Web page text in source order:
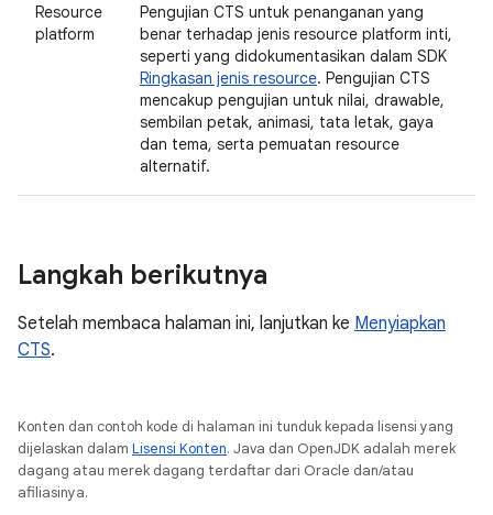
Resource
platform
Pengujian CTS untuk penanganan yang
benar terhadap jenis resource platform inti,
seperti yang didokumentasikan dalam SDK
Ringkasan jenis resource. Pengujian CTS
mencakup pengujian untuk nilai, drawable,
sembilan petak, animasi, tata letak, gaya
dan tema, serta pemuatan resource
alternatif.
Langkah berikutnya
Setelah membaca halaman ini, lanjutkan ke Menyiapkan
CTS.
Konten dan contoh kode di halaman ini tunduk kepada lisensi yang
dijelaskan dalam Lisensi Konten. Java dan OpenJDK adalah merek
dagang atau merek dagang terdaftar dari Oracle dan/atau
afiliasinya.